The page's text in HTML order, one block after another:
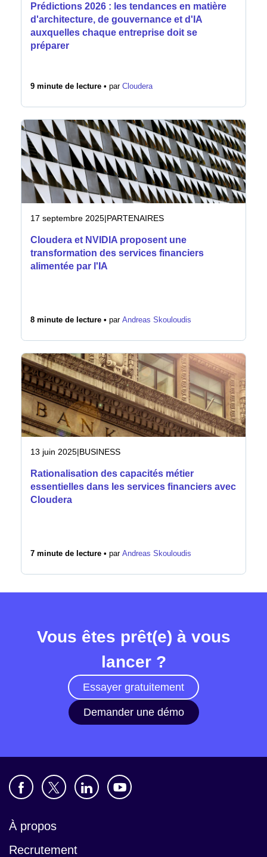
Prédictions 2026 : les tendances en matière
d'architecture, de gouvernance et d'IA
auxquelles chaque entreprise doit se
préparer
9 minute de lecture • par Cloudera
17 septembre 2025|PARTENAIRES
Cloudera et NVIDIA proposent une
transformation des services financiers
alimentée par l'IA
8 minute de lecture • par Andreas Skouloudis
13 juin 2025|BUSINESS
Rationalisation des capacités métier
essentielles dans les services financiers avec
Cloudera
7 minute de lecture • par Andreas Skouloudis
Vous êtes prêt(e) à vous
lancer ?
Essayer gratuitement
Demander une démo
À propos
Recrutement